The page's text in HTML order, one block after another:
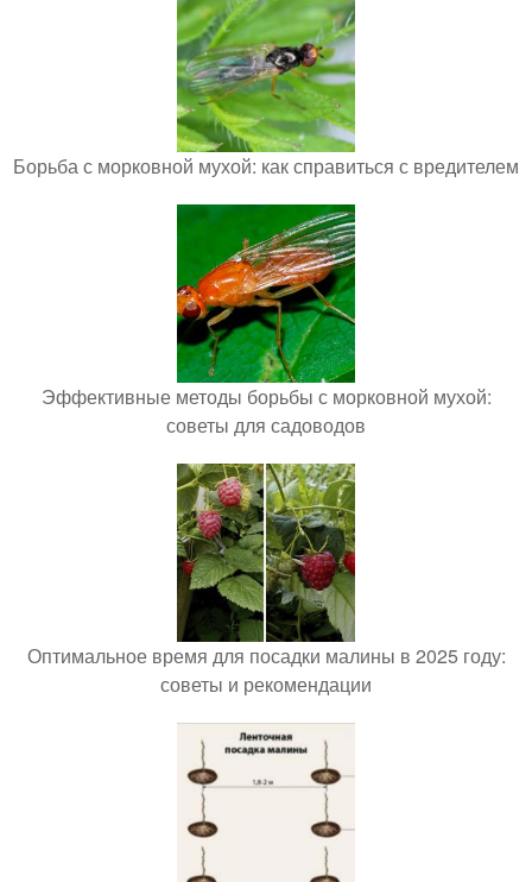
Борьба с морковной мухой: как справиться с вредителем
Эффективные методы борьбы с морковной мухой:
советы для садоводов
Оптимальное время для посадки малины в 2025 году:
советы и рекомендации